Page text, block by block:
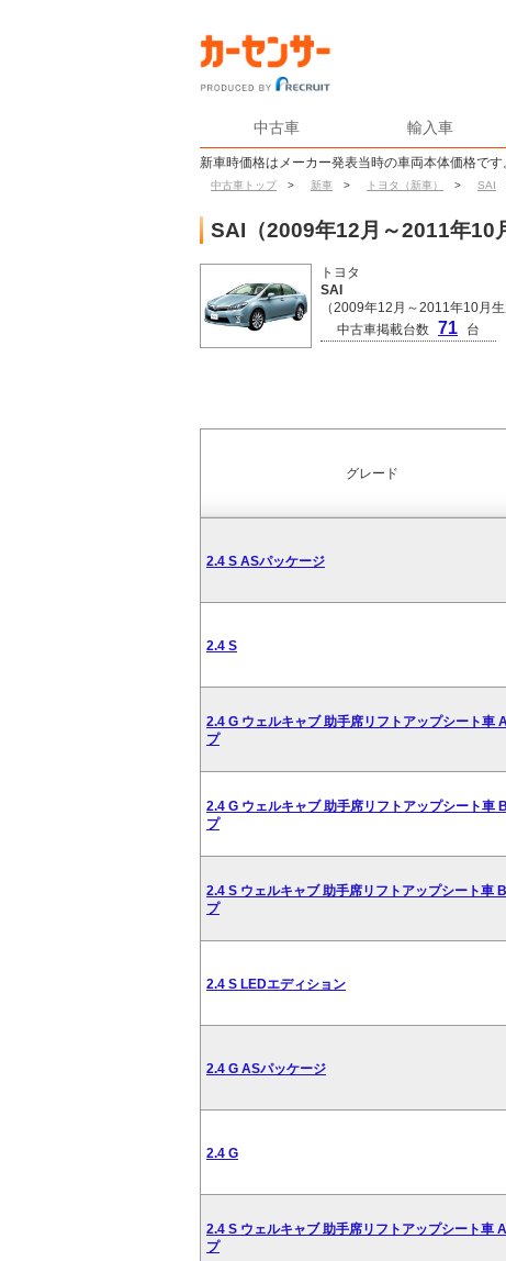
中古車 輸入車
新車時価格はメーカー発表当時の車両本体価格で
中古車トップ > 新車 > トヨタ（新車） > SAI
SAI（2009年12月～2011年10
トヨタ
SAI
（2009年12月～2011年10月生
中古車掲載台数 71 台
グレード
2.4 S ASパッケージ
2.4 S
2.4 G ウェルキャブ 助手席リフトアップシート車
プ
2.4 G ウェルキャブ 助手席リフトアップシート車
プ
2.4 S ウェルキャブ 助手席リフトアップシート車
プ
2.4 S LEDエディション
2.4 G ASパッケージ
2.4 G
2.4 S ウェルキャブ 助手席リフトアップシート車
プ